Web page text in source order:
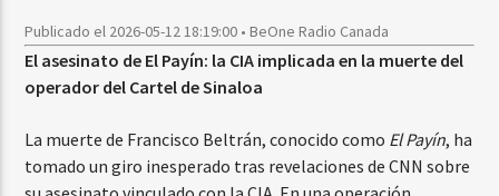
Publicado el 2026-05-12 18:19:00 • BeOne Radio Canada
El asesinato de El Payín: la CIA implicada en la muerte del
operador del Cartel de Sinaloa
La muerte de Francisco Beltrán, conocido como El Payín, ha
tomado un giro inesperado tras revelaciones de CNN sobre